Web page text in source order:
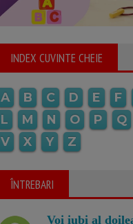
INDEX CUVINTE CHEIE
A B C D E F
L
M N O P Q
V
X Y Z
ÎNTREBARI
Voi iubi al